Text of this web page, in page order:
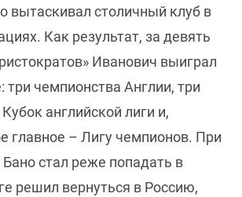
вытаскивал столичный клуб в
Как результат, за девять
Иванович выиграл
чемпионства Англии, три
английской лиги и,
главное – Лигу чемпионов. При
Бано стал реже попадать в
решил вернуться в Россию,